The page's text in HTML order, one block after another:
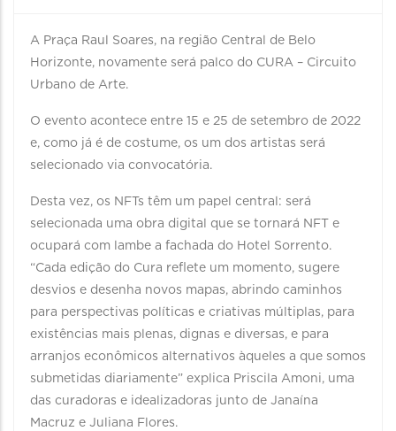
A Praça Raul Soares, na região Central de Belo
Horizonte, novamente será palco do CURA – Circuito
Urbano de Arte.
O evento acontece entre 15 e 25 de setembro de 2022
e, como já é de costume, os um dos artistas será
selecionado via convocatória.
Desta vez, os NFTs têm um papel central: será
selecionada uma obra digital que se tornará NFT e
ocupará com lambe a fachada do Hotel Sorrento.
“Cada edição do Cura reflete um momento, sugere
desvios e desenha novos mapas, abrindo caminhos
para perspectivas políticas e criativas múltiplas, para
existências mais plenas, dignas e diversas, e para
arranjos econômicos alternativos àqueles a que somos
submetidas diariamente” explica Priscila Amoni, uma
das curadoras e idealizadoras junto de Janaína
Macruz e Juliana Flores.